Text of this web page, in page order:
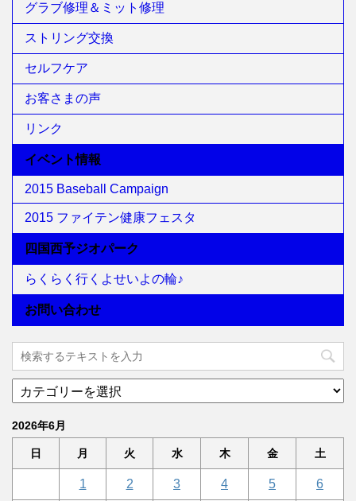
グラブ修理＆ミット修理
ストリング交換
セルフケア
お客さまの声
リンク
イベント情報
2015 Baseball Campaign
2015 ファイテン健康フェスタ
四国西予ジオパーク
らくらく行くよせいよの輪♪
お問い合わせ
2026年6月
日 月 火 水 木 金 土
1 2 3 4 5 6